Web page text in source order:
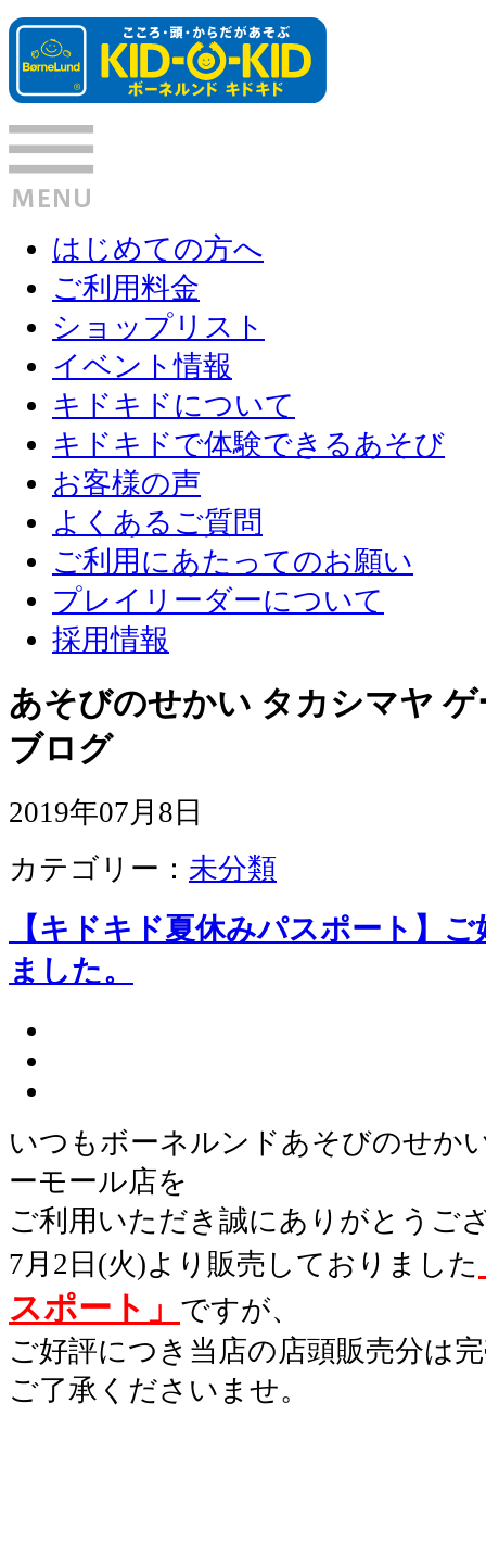
はじめての方へ
ご利用料金
ショップリスト
イベント情報
キドキドについて
キドキドで体験できるあそび
お客様の声
よくあるご質問
ご利用にあたってのお願い
プレイリーダーについて
採用情報
あそびのせかい タカシマヤ
ブログ
2019年07月8日
カテゴリー： 未分類
【キドキド夏休みパスポート】
ました。
いつもボーネルンドあそびのせか
ーモール店を
ご利用いただき誠にありがとうご
7月2日(火)より販売しておりました
スポート」 ですが、
ご好評につき当店の店頭販売分は
ご了承くださいませ。